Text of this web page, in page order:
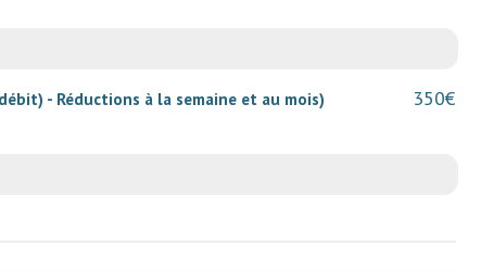
- Réductions à la semaine et au mois) 350€